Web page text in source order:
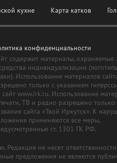
кухне Карта катков
конфиденциальности
содержит материалы, охраняемые
индивидуализации
Использование материалов
только с указанием
сайт www.irk.ru. Использование
ТВ и радио разрешено только
сайта «Твой Иркутск». К
применяются все меры,
ст. 1301 ГК РФ.
Редакция не несет
предложения не являются